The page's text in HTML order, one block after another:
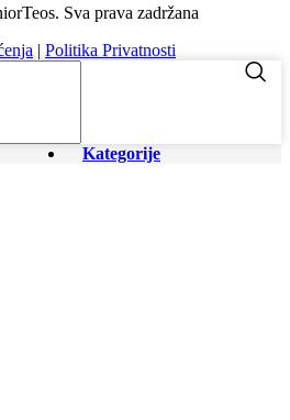
Sva prava zadržana
| Politika Privatnosti
Kategorije